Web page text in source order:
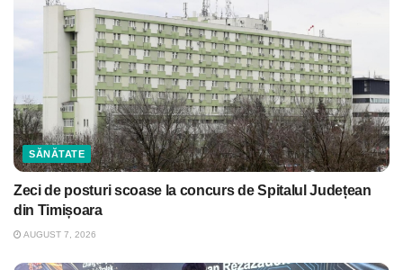
SĂNĂTATE
Zeci de posturi scoase la concurs de Spitalul Județean
din Timișoara
AUGUST 7, 2026